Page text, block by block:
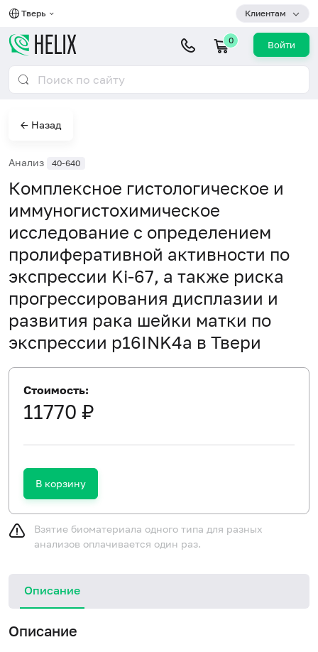
Тверь Клиентам
0 Войти
← Назад
Анализ 40-640
Комплексное гистологическое и
иммуногистохимическое
исследование с определением
пролиферативной активности по
экспрессии Ki-67, а также риска
прогрессирования дисплазии и
развития рака шейки матки по
экспрессии p16INK4a в Твери
Стоимость:
11770 ₽
В корзину
Взятие биоматериала одного типа для разных
анализов оплачивается один раз.
Описание
Описание